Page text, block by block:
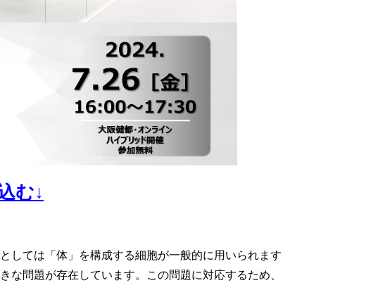
む↓
しては「体」を構成する細胞が一般的に用いられます
問題が存在しています。この問題に対応するため、